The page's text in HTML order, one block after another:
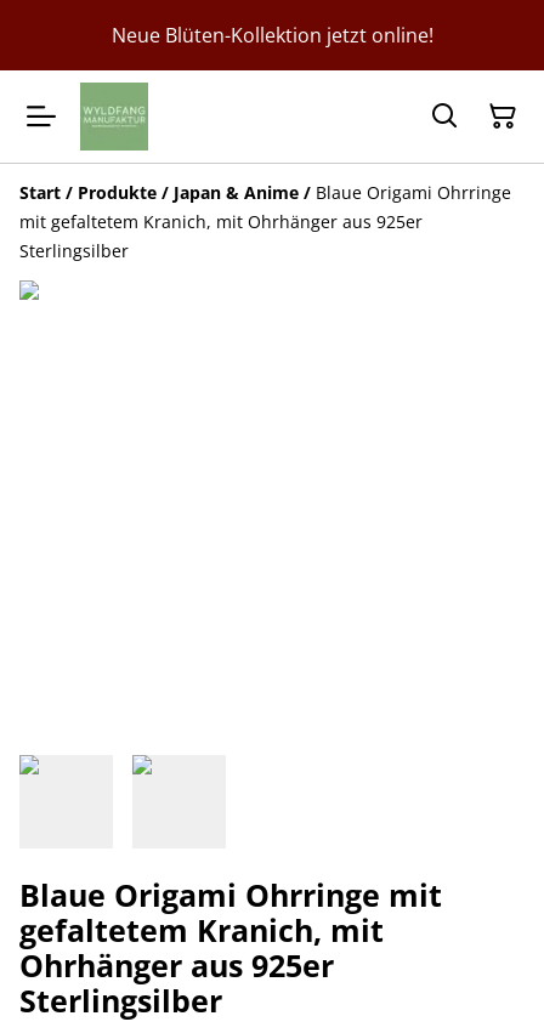
Neue Blüten-Kollektion jetzt online!
Start / Produkte / Japan & Anime / Blaue Origami Ohrringe
mit gefaltetem Kranich, mit Ohrhänger aus 925er
Sterlingsilber
Blaue Origami Ohrringe mit
gefaltetem Kranich, mit
Ohrhänger aus 925er
Sterlingsilber